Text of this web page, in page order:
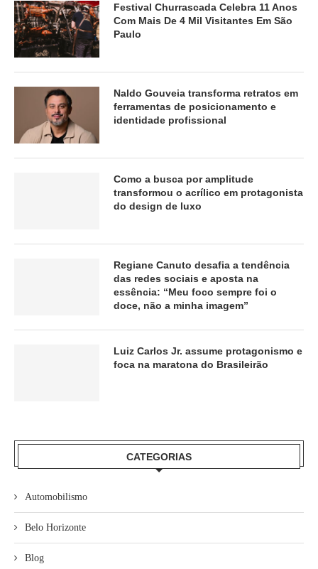
Festival Churrascada Celebra 11 Anos
Com Mais De 4 Mil Visitantes Em São
Paulo
Naldo Gouveia transforma retratos em
ferramentas de posicionamento e
identidade profissional
Como a busca por amplitude
transformou o acrílico em protagonista
do design de luxo
Regiane Canuto desafia a tendência
das redes sociais e aposta na
essência: “Meu foco sempre foi o
doce, não a minha imagem”
Luiz Carlos Jr. assume protagonismo e
foca na maratona do Brasileirão
CATEGORIAS
Automobilismo
Belo Horizonte
Blog